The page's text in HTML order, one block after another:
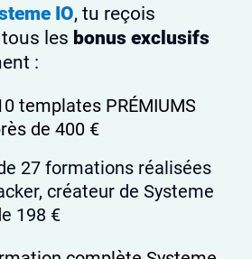
IO, tu reçois
les bonus exclusifs
:
templates PRÉMIUMS
de 400 €
27 formations réalisées
créateur de Systeme
198 €